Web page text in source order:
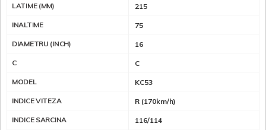
LATIME (MM) 215
INALTIME 75
DIAMETRU (INCH) 16
C C
MODEL KC53
INDICE VITEZA R (170km/h)
INDICE SARCINA 116/114